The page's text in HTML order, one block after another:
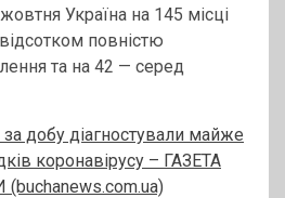
Україна на 145 місці
повністю
та на 42 — серед
за добу діагностували майже
коронавірусу – ГАЗЕТА